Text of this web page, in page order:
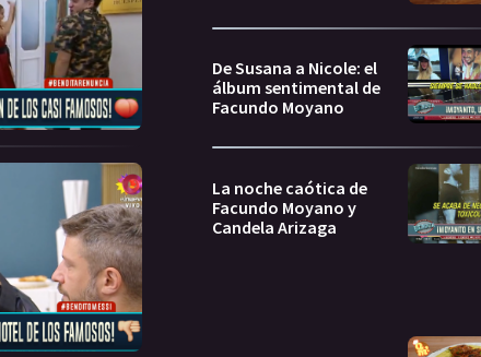
De Susana a Nicole: el
álbum sentimental de
Facundo Moyano
La noche caótica de
Facundo Moyano y
Candela Arizaga